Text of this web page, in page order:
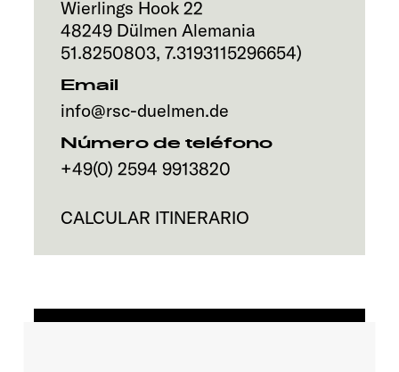
Servicio
Wierlings Hook 22
48249 Dülmen Alemania
51.8250803, 7.3193115296654)
Email
info@rsc-duelmen.de
Número de teléfono
+49(0) 2594 9913820
CALCULAR ITINERARIO